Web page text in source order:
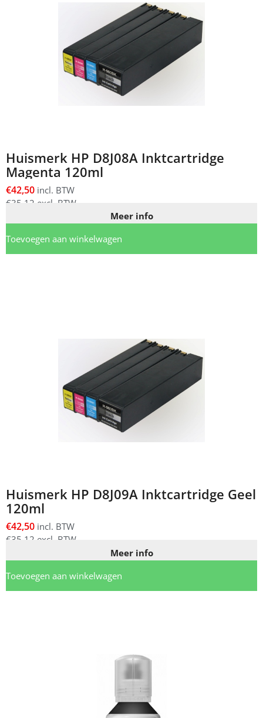
Huismerk HP D8J08A Inktcartridge
Magenta 120ml
€42,50 incl. BTW
€35,12 excl. BTW
Meer info
Toevoegen aan winkelwagen
Huismerk HP D8J09A Inktcartridge Geel
120ml
€42,50 incl. BTW
€35,12 excl. BTW
Meer info
Toevoegen aan winkelwagen